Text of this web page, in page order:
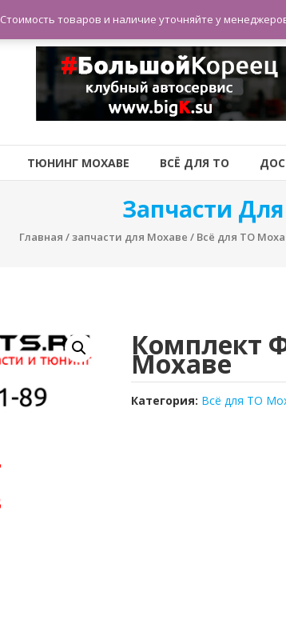
ТЮНИНГ МОХАВЕ ВСЁ ДЛЯ ТО
Запчасти
Главная /запчасти для Мохаве / Всё для ТО
Комплект
Мохаве
Категория: Всё для ТО
Стоимость товаров и наличие уточняйте у